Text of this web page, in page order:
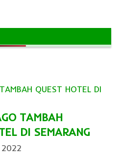
TAMBAH
DI SEMARANG